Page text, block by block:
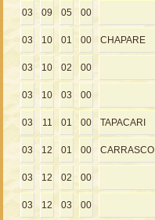
03 09 05 00
03 10 01 00 CHAPARE
03 10 02 00
03 10 03 00
03 11 01 00 TAPACARI
03 12 01 00 CARRASCO
03 12 02 00
03 12 03 00